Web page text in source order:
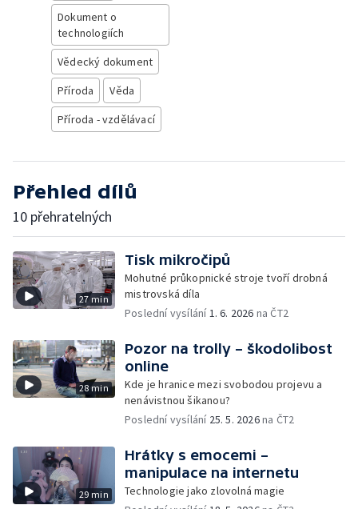
Dokument o
technologiích
Vědecký dokument
Příroda
Věda
Příroda - vzdělávací
Přehled dílů
10 přehratelných
27 min
Tisk mikročipů
Mohutné průkopnické stroje tvoří drobná
mistrovská díla
Poslední vysílání1. 6. 2026 na ČT2
28 min
Pozor na trolly – škodolibost
online
Kde je hranice mezi svobodou projevu a
nenávistnou šikanou?
Poslední vysílání 25. 5. 2026na ČT2
29 min
Hrátky s emocemi –
manipulace na internetu
Technologie jako zlovolná magie